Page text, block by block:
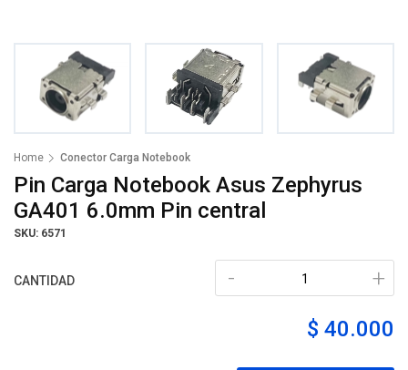
Home Conector Carga Notebook
Pin Carga Notebook Asus Zephyrus
GA401 6.0mm Pin central
SKU: 6571
CANTIDAD +
-
$ 40.000